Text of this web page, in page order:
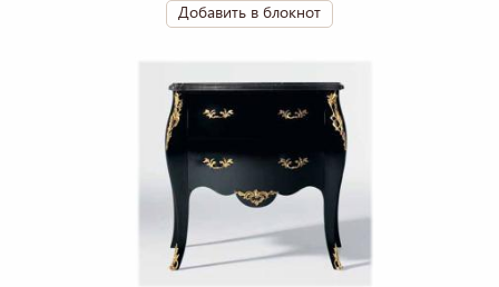
Добавить в блокнот